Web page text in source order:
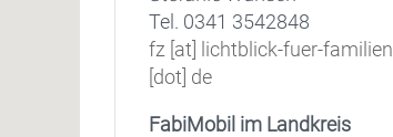
Tel. 0341 3542848
fz [at] lichtblick-fuer-familien
[dot] de
FabiMobil im Landkreis